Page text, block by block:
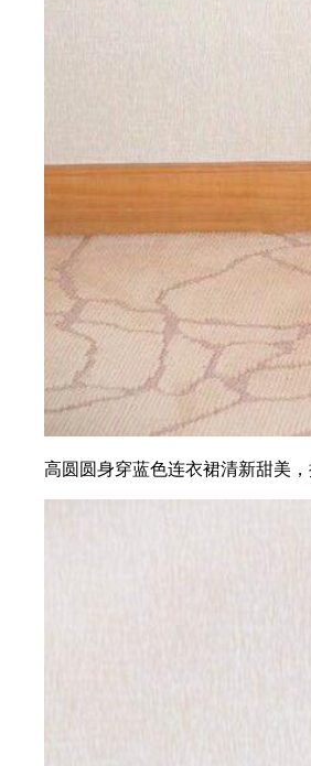
高圆圆身穿蓝色连衣裙清新甜美，